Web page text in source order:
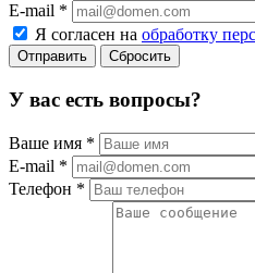
E-mail *
Я согласен на обработку
Сбросить
У вас есть вопросы?
Ваше имя *
E-mail *
Телефон *